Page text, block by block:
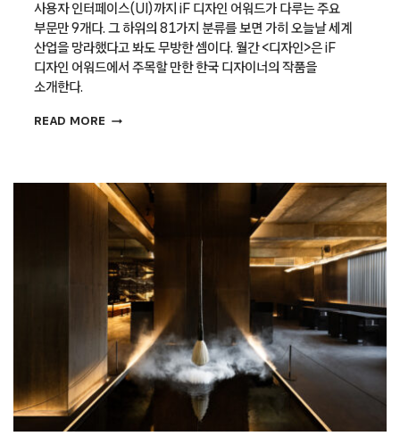
사용자 인터페이스(UI)까지 iF 디자인 어워드가 다루는 주요
부문만 9개다. 그 하위의 81가지 분류를 보면 가히 오늘날 세계
산업을 망라했다고 봐도 무방한 셈이다. 월간 <디자인>은 iF
디자인 어워드에서 주목할 만한 한국 디자이너의 작품을
소개한다.
READ MORE [IF
수상작]
스튜디오
에이치오유
(STUDIO
HOU)